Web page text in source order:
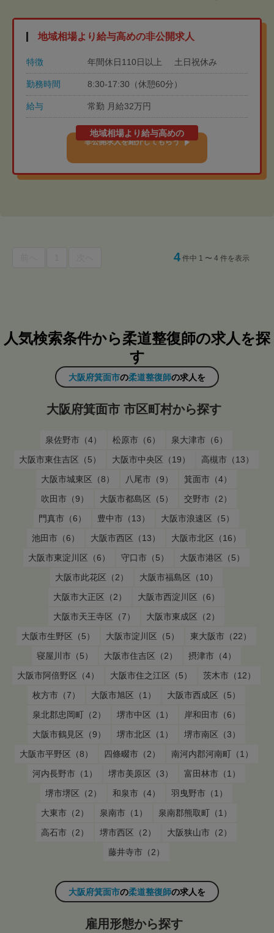
地域相場より給与高めの非公開求人
特徴 年間休日110日以上 土日祝休み
勤務時間 8:30-17:30（休憩60分）
給与 常勤 月給32万円
地域相場より給与高めの
非公開求人を紹介してもらう
4 件中 1 〜 4 件を表示
人気検索条件から柔道整復師の求人を探
す
大阪府箕面市の柔道整復師の求人を
大阪府箕面市 市区町村から探す
泉佐野市（4） 松原市（6）
泉大津市（6）
大阪市東住吉区（5）
大阪市中央区（19）
高槻市（13）
大阪市城東区（8）
八尾市（9）
箕面市（4）
吹田市（9）
大阪市都島区（5）
交野市（2）
門真市（6）
豊中市（13）
大阪市浪速区（5）
池田市（6）
大阪市西区（13）
大阪市北区（16）
大阪市東淀川区（6）
守口市（5）
大阪市港区（5）
大阪市此花区（2）
大阪市福島区（10）
大阪市大正区（2）
大阪市西淀川区（6）
大阪市天王寺区（7）
大阪市東成区（2）
大阪市生野区（5）
大阪市淀川区（5）
東大阪市（22）
寝屋川市（5）
大阪市住吉区（2）
摂津市（4）
大阪市阿倍野区（4）
大阪市住之江区（5）
茨木市（12）
枚方市（7）
大阪市旭区（1）
大阪市西成区（5）
泉北郡忠岡町（2）
堺市中区（1）
岸和田市（6）
大阪市鶴見区（9）
堺市北区（1）
堺市南区（3）
大阪市平野区（8）
四條畷市（2）
南河内郡河南町（1）
河内長野市（1）
堺市美原区（3）
富田林市（1）
堺市堺区（2）
和泉市（4）
羽曳野市（1）
大東市（2）
泉南市（1）
泉南郡熊取町（1）
高石市（2）
堺市西区（2）
大阪狭山市（2）
藤井寺市（2）
大阪府箕面市の柔道整復師の求人を
雇用形態から探す